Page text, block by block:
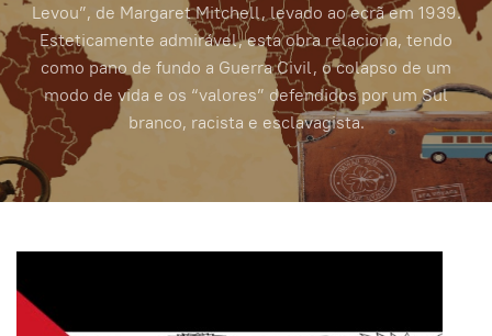
Levou”, de Margaret Mitchell, levado ao ecrã em 1939.
Esteticamente admirável, esta obra relaciona, tendo
como pano de fundo a Guerra Civil, o colapso de um
modo de vida e os “valores” defendidos por um Sul
branco, racista e esclavagista.